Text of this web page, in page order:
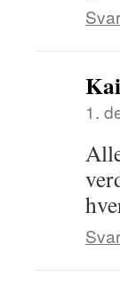
Svar
Kai
1.
Svar